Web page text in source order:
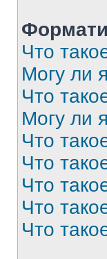
Что
Могу ли
Что
Могу ли
Что
Что
Что
Что
Что